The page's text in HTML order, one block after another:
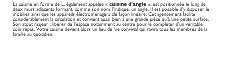
La cuisine en forme de L, également appelée « cuisine d'angle », est positionnée le long de
deux murs adjacents formant, comme son nom l'indique, un angle. Il est possible d'y disposer le
mobilier ainsi que les appareils électroménagers de façon linéaire. Cet agencement facilite
considérablement la circulation et convient aussi bien à une grande pièce qu'à une petite surface.
Son atout majeur : libérer de l'espace notamment au centre pour le compléter d'un véritable
coin repas. Votre cuisine devient alors un lieu de vie convivial qui ravira tous les membres de la
famille au quotidien.